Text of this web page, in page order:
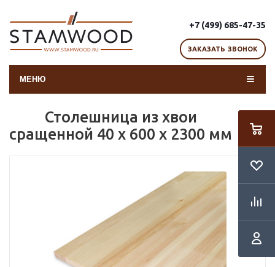
+7 (499) 685-47-35
ЗАКАЗАТЬ ЗВОНОК
МЕНЮ
Столешница из хвои
сращенной 40 х 600 х 2300 мм